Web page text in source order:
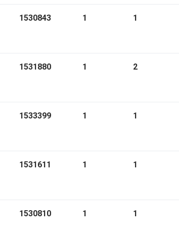
1530843 1 1
1531880 1 2
1533399 1 1
1531611 1 1
1530810 1 1